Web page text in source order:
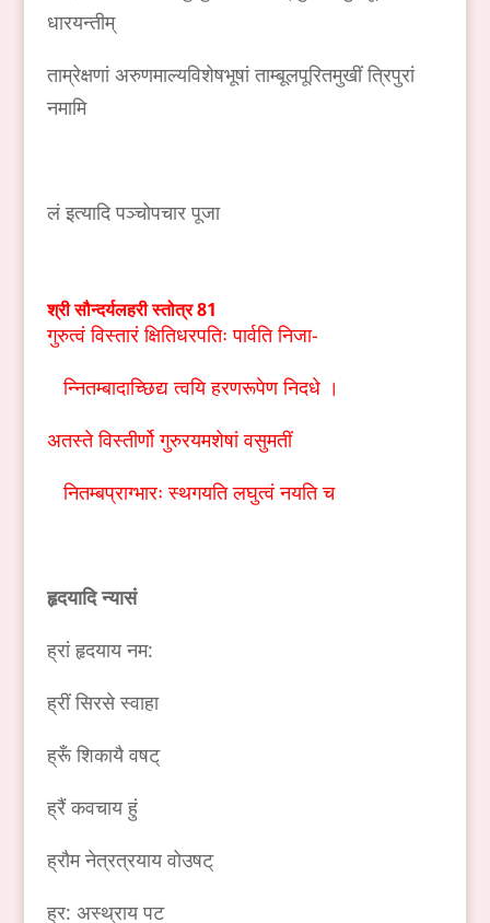
धारयन्तीम्
ताम्रेक्षणां अरुणमाल्यविशेषभूषां ताम्बूलपूरितमुखीं त्रिपुरां
नमामि
लं इत्यादि पञ्चोपचार पूजा
श्रीसौन्दर्यलहरीस्तोत्र 81
गुरुत्वं विस्तारं क्षितिधरपतिः पार्वति निजा-
न्नितम्बादाच्छिद्य त्वयि हरणरूपेण निदधे ।
अतस्ते विस्तीर्णो गुरुरयमशेषां वसुमतीं
नितम्बप्राग्भारः स्थगयति लघुत्वं नयति च
हृदयादि न्यासं
ह्रां हृदयाय नम:
ह्रीं सिरसे स्वाहा
ह्रूँ शिकायै वषट्
ह्रैं कवचाय हुं
ह्रौम नेत्रत्रयाय वोउषट्
ह्र: अस्थ्राय पट